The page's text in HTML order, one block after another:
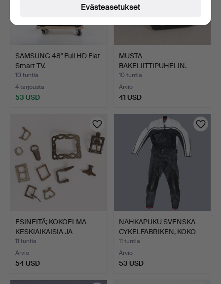
SAMSUNG 48" Full HD Flat
Smart TV.
10 tuntia
4 tarjousta
53 USD
MUSTA
BAKELIITTIPUHELIN.
10 tuntia
Arvio
41 USD
ESINEITÄ; KOKOELMA
KESKIAIKAISIA JA
MYÖHEM…
11 tuntia
Arvio
54 USD
NAHKAPUKU SVENSKA
CYKELFABRIKEN, KOKO
46.
11 tuntia
Arvio
53 USD
Evästeasetukset